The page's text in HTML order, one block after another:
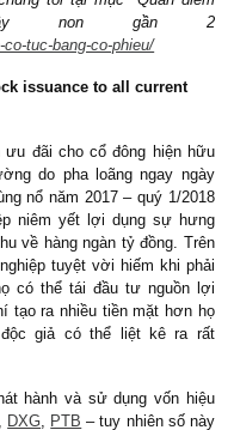
không hơn không kém,
ra nào từ công ty. Thay
tiền chia cổ tức (hoặc
cá nhân) bằng việc
ngộ nhận rằng mình đã
trị họ nhận được chẳng là
chúng tôi tại mục “Quan
đây non
co-tuc-bang-co-phieu/
issuance to all